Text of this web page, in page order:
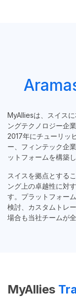
MyAlliesは、スイス
ングテクノロジー企
2017年にチューリッ
ー、フィンテック企
ットフォームを構築
スイスを拠点とする
ング上の卓越性に対
す。プラットフォー
検討、カスタムトレ
場合も当社チームが
MyAllies